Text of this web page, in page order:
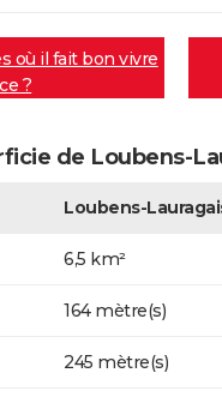
où il fait bon vivre
?
de Loubens-
Loubens-
6,5 km²
164 mètre(s)
245 mètre(s)